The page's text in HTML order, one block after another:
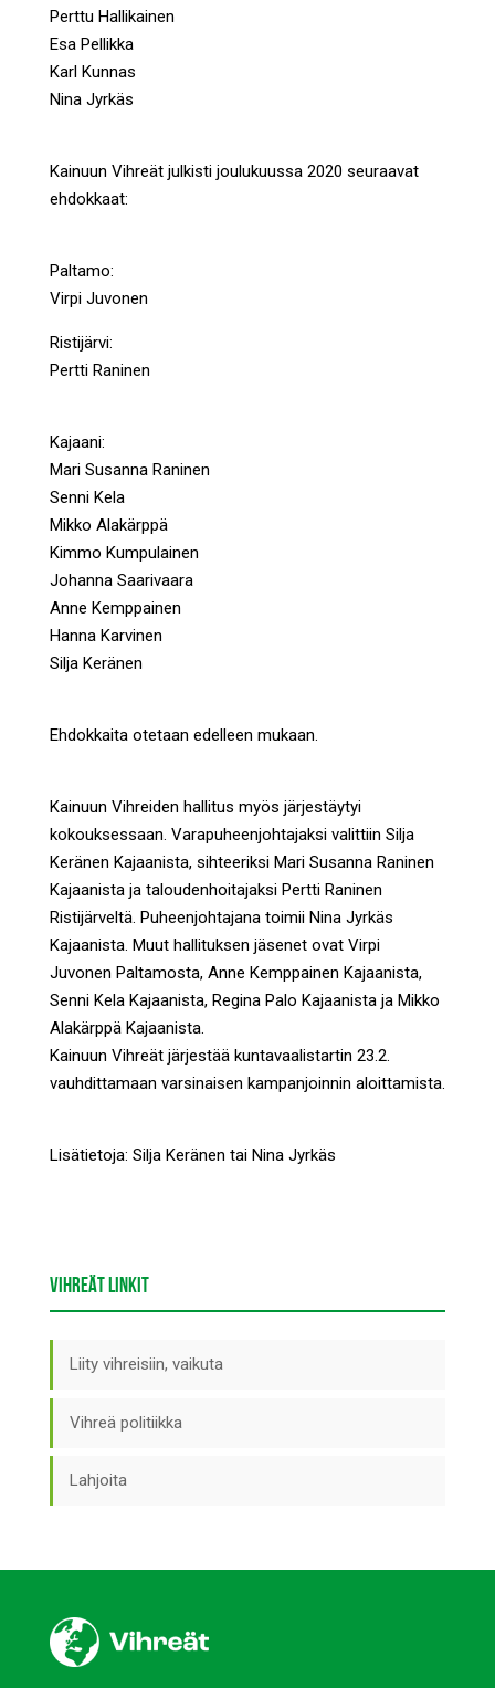
Perttu Hallikainen
Esa Pellikka
Karl Kunnas
Nina Jyrkäs
Kainuun Vihreät julkisti joulukuussa 2020 seuraavat
ehdokkaat:
Paltamo:
Virpi Juvonen
Ristijärvi:
Pertti Raninen
Kajaani:
Mari Susanna Raninen
Senni Kela
Mikko Alakärppä
Kimmo Kumpulainen
Johanna Saarivaara
Anne Kemppainen
Hanna Karvinen
Silja Keränen
Ehdokkaita otetaan edelleen mukaan.
Kainuun Vihreiden hallitus myös järjestäytyi
kokouksessaan. Varapuheenjohtajaksi valittiin Silja
Keränen Kajaanista, sihteeriksi Mari Susanna Raninen
Kajaanista ja taloudenhoitajaksi Pertti Raninen
Ristijärveltä. Puheenjohtajana toimii Nina Jyrkäs
Kajaanista. Muut hallituksen jäsenet ovat Virpi
Juvonen Paltamosta, Anne Kemppainen Kajaanista,
Senni Kela Kajaanista, Regina Palo Kajaanista ja Mikko
Alakärppä Kajaanista.
Kainuun Vihreät järjestää kuntavaalistartin 23.2.
vauhdittamaan varsinaisen kampanjoinnin aloittamista.
Lisätietoja: Silja Keränen tai Nina Jyrkäs
VIHREÄT LINKIT
Liity vihreisiin, vaikuta
Vihreä politiikka
Lahjoita